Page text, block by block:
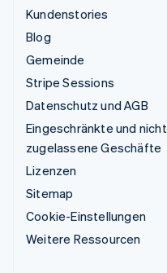
Kundenstories
Blog
Gemeinde
Stripe Sessions
Datenschutz und AGB
Eingeschränkte und nicht
zugelassene Geschäfte
Lizenzen
Sitemap
Cookie-Einstellungen
Weitere Ressourcen